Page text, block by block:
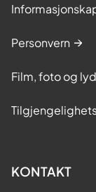
Personvern
Film, foto og
KONTAKT